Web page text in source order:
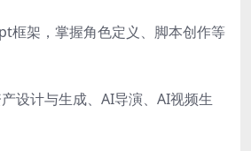
框架，掌握角色定义、脚本创作等
设计与生成、AI导演、AI视频生